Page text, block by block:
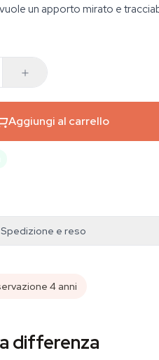
un apporto mirato e
Aggiungi al carrello
Spedizione e reso
4 anni
differenza